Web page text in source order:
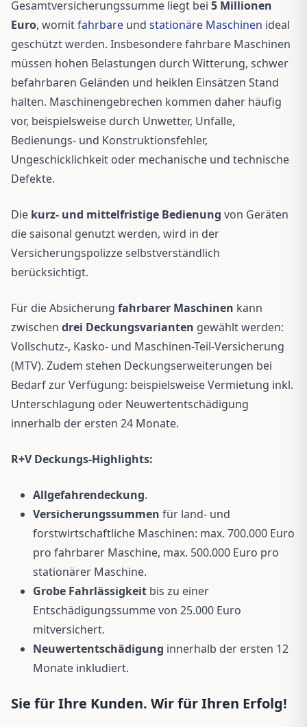
Gesamtversicherungssumme liegt bei 5 Millionen
Euro, womitfahrbare und stationäre Maschinen ideal
geschützt werden. Insbesondere fahrbare Maschinen
müssen hohen Belastungen durch Witterung, schwer
befahrbaren Geländen und heiklen Einsätzen Stand
halten. Maschinengebrechen kommen daher häufig
vor, beispielsweise durch Unwetter, Unfälle,
Bedienungs- und Konstruktionsfehler,
Ungeschicklichkeit oder mechanische und technische
Defekte.
Die kurz- und mittelfristige Bedienung von Geräten
die saisonal genutzt werden, wird in der
Versicherungspolizze selbstverständlich
berücksichtigt.
Für die Absicherung fahrbarer Maschinen kann
zwischen drei Deckungsvarianten gewählt werden:
Vollschutz-, Kasko- und Maschinen-Teil-Versicherung
(MTV). Zudem stehen Deckungserweiterungen bei
Bedarf zur Verfügung: beispielsweise Vermietung inkl.
Unterschlagung oder Neuwertentschädigung
innerhalb der ersten 24 Monate.
R+V Deckungs-Highlights:
Allgefahrendeckung.
Versicherungssummen für land- und
forstwirtschaftliche Maschinen: max. 700.000 Euro
pro fahrbarer Maschine, max. 500.000 Euro pro
stationärer Maschine.
Grobe Fahrlässigkeit bis zu einer
Entschädigungssumme von 25.000 Euro
mitversichert.
Neuwertentschädigung innerhalb der ersten 12
Monate inkludiert.
Sie für Ihre Kunden. Wir für Ihren Erfolg!